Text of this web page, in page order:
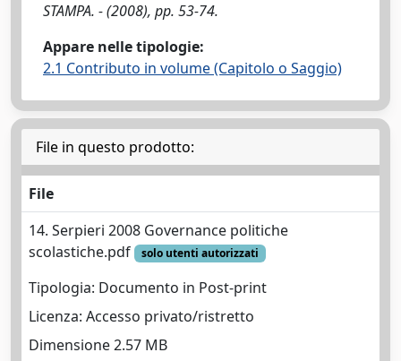
STAMPA. - (2008), pp. 53-74.
Appare nelle tipologie:
2.1 Contributo in volume (Capitolo o Saggio)
File in questo prodotto:
File
14. Serpieri 2008 Governance politiche
scolastiche.pdf
solo utenti autorizzati
Tipologia: Documento in Post-print
Licenza: Accesso privato/ristretto
Dimensione 2.57 MB